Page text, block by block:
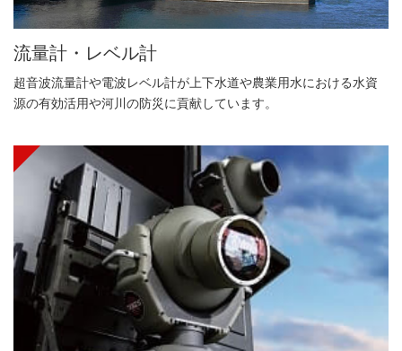
流量計・レベル計
超音波流量計や電波レベル計が上下水道や農業用水における水資
源の有効活用や河川の防災に貢献しています。